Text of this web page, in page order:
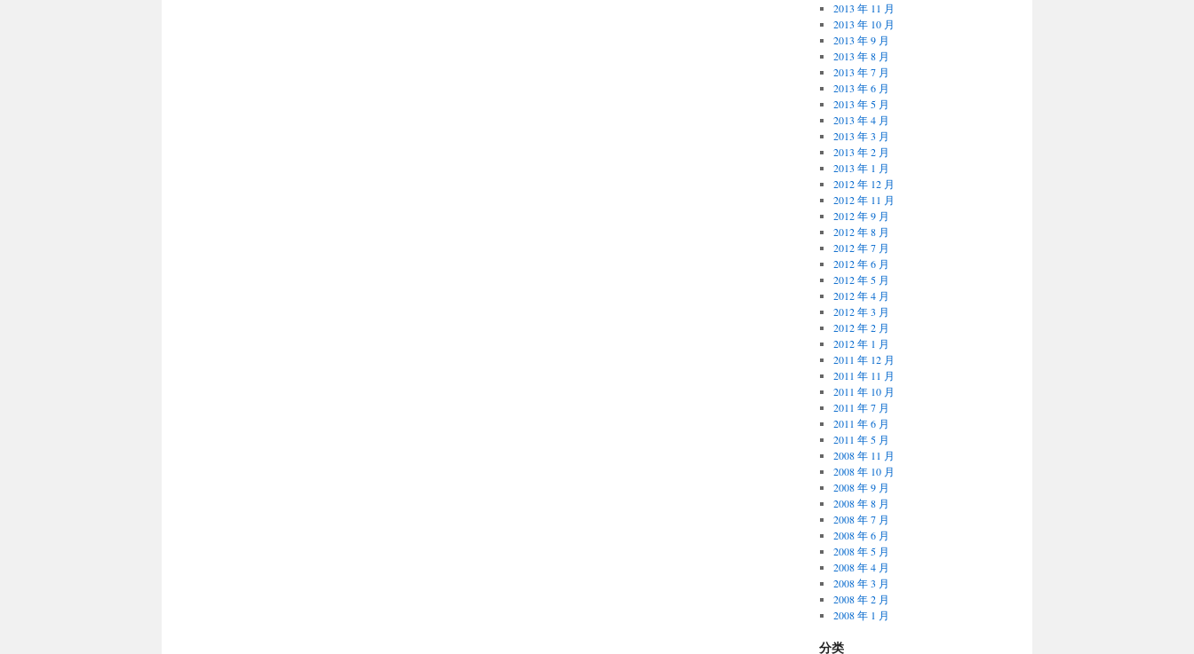
2013 年 11 月
2013 年 10 月
2013 年 9 月
2013 年 8 月
2013 年 7 月
2013 年 6 月
2013 年 5 月
2013 年 4 月
2013 年 3 月
2013 年 2 月
2013 年 1 月
2012 年 12 月
2012 年 11 月
2012 年 9 月
2012 年 8 月
2012 年 7 月
2012 年 6 月
2012 年 5 月
2012 年 4 月
2012 年 3 月
2012 年 2 月
2012 年 1 月
2011 年 12 月
2011 年 11 月
2011 年 10 月
2011 年 7 月
2011 年 6 月
2011 年 5 月
2008 年 11 月
2008 年 10 月
2008 年 9 月
2008 年 8 月
2008 年 7 月
2008 年 6 月
2008 年 5 月
2008 年 4 月
2008 年 3 月
2008 年 2 月
2008 年 1 月
分类